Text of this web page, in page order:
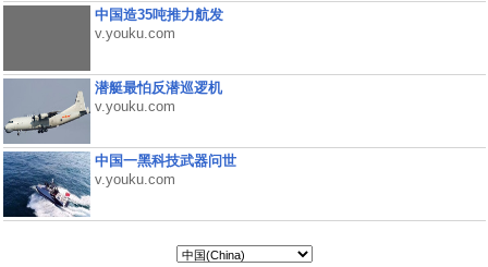
中国造35吨推力航发
v.youku.com
潜艇最怕反潜巡逻机
v.youku.com
中国一黑科技武器问世
v.youku.com